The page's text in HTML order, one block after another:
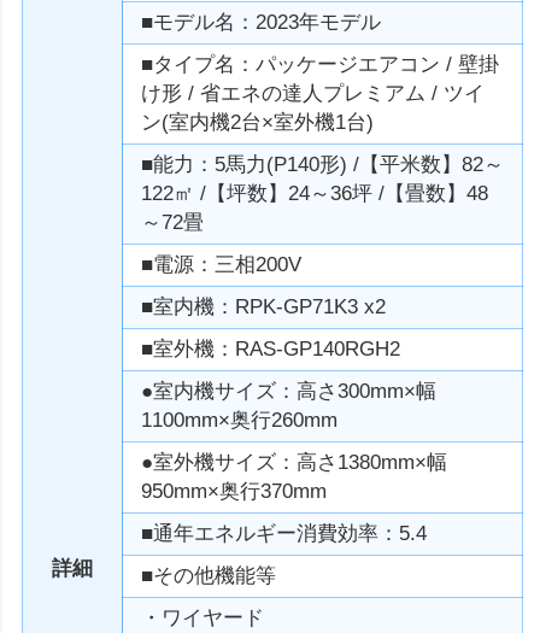
詳細
■モデル名：2023年モデル
■タイプ名：パッケージエアコン / 壁掛
け形 / 省エネの達人プレミアム / ツイ
ン(室内機2台×室外機1台)
■能力：5馬力(P140形) /【平米数】82～
122㎡ /【坪数】24～36坪 /【畳数】48
～72畳
■電源：三相200V
■室内機：RPK-GP71K3 x2
■室外機：RAS-GP140RGH2
●室内機サイズ：高さ300mm×幅
1100mm×奥行260mm
●室外機サイズ：高さ1380mm×幅
950mm×奥行370mm
■通年エネルギー消費効率：5.4
■その他機能等
・ワイヤード